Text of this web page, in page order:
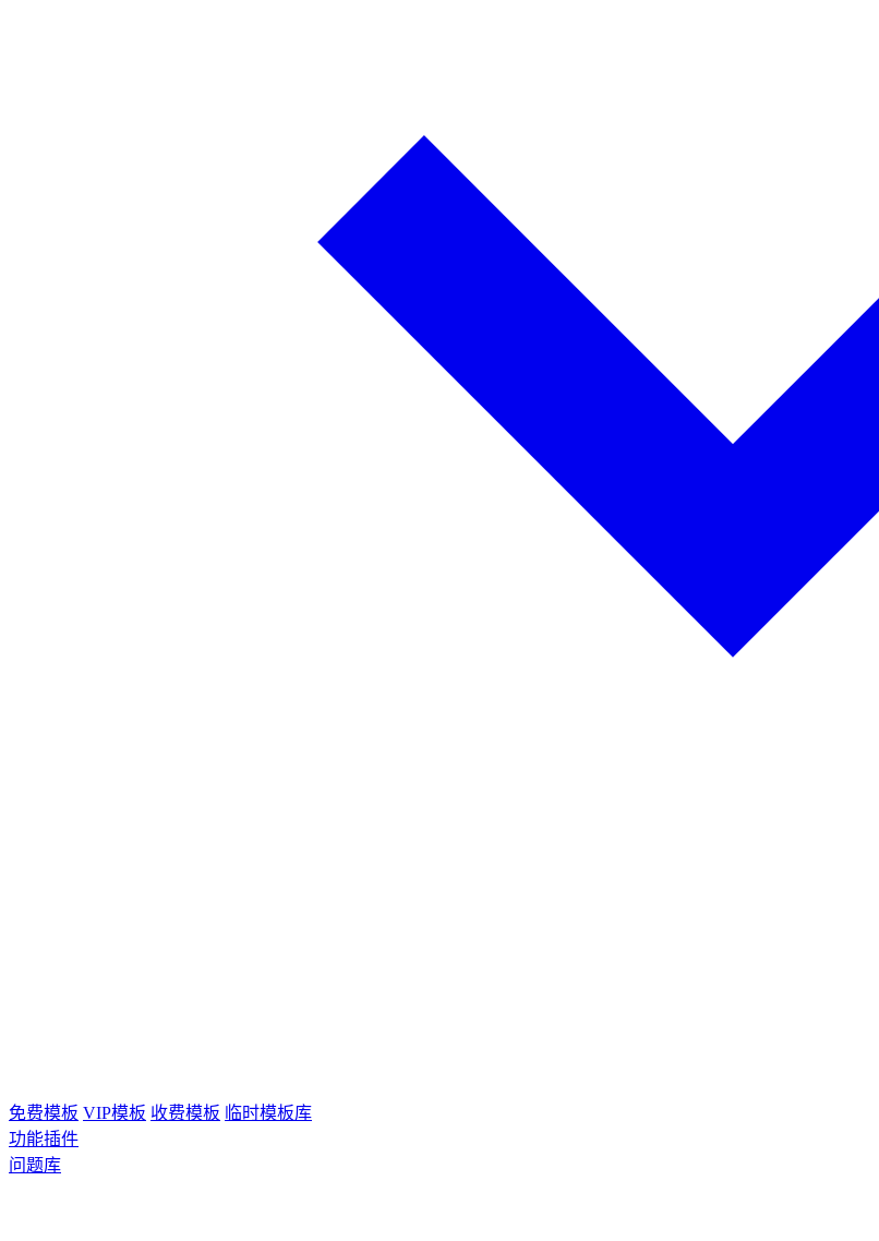
免费模板 VIP模板 收费模板 临时模板库
功能插件
问题库